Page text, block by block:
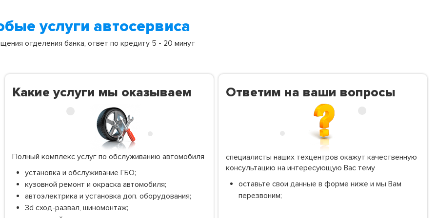
услуги автосервиса
отделения банка, ответ по кредиту 5 - 20 минут
Какие услуги мы оказываем
Полный комплекс услуг по обслуживанию автомобиля
установка и обслуживание ГБО;
кузовной ремонт и окраска автомобиля;
автоэлектрика и установка доп. оборудования;
3d сход-развал, шиномонтаж;
Ответим на ваши вопросы
специалисты наших техцентров окажут качественную
консультацию на интересующую Вас тему
оставьте свои данные в форме ниже и мы Вам
перезвоним;